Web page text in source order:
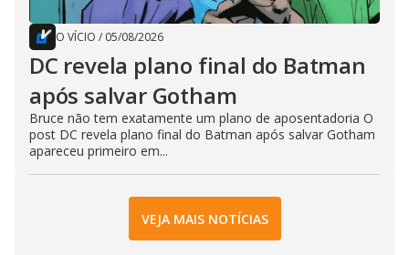
O VÍCIO / 05/08/2026
DC revela plano final do Batman
após salvar Gotham
Bruce não tem exatamente um plano de aposentadoria O
post DC revela plano final do Batman após salvar Gotham
apareceu primeiro em...
VEJA MAIS NOTÍCIAS